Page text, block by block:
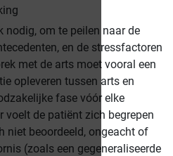
nodig, om te peilen naar de
en de stressfactoren
met de arts moet vooral een
opleveren tussen arts en
fase vóór elke
voelt de patiënt zich begrepen
niet beoordeeld, ongeacht of
(zoals een gegeneraliseerde